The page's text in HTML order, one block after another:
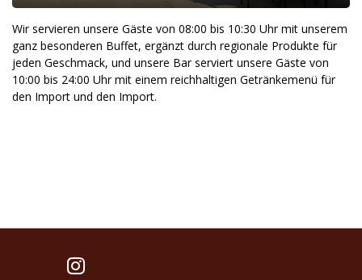
Wir servieren unsere Gäste von 08:00 bis 10:30 Uhr mit unserem
ganz besonderen Buffet, ergänzt durch regionale Produkte für
jeden Geschmack, und unsere Bar serviert unsere Gäste von
10:00 bis 24:00 Uhr mit einem reichhaltigen Getränkemenü für
den Import und den Import.